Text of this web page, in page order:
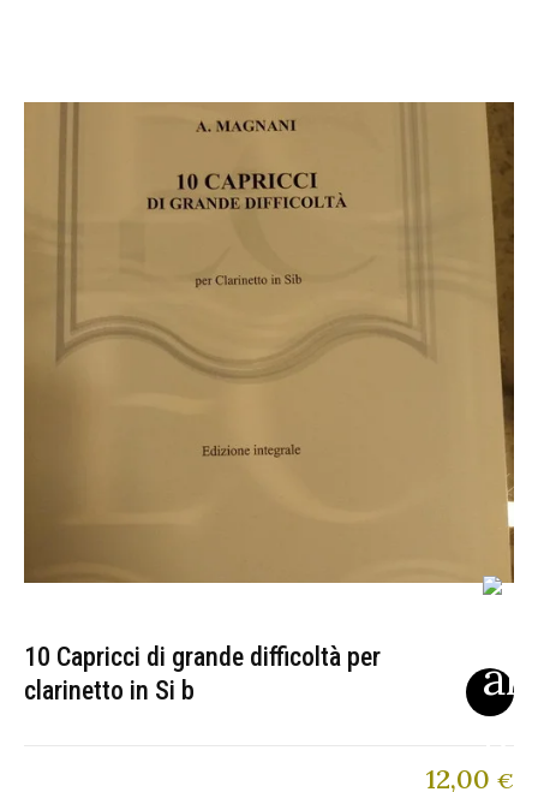
10 Capricci di grande difficoltà per
clarinetto in Si b
12,00 €